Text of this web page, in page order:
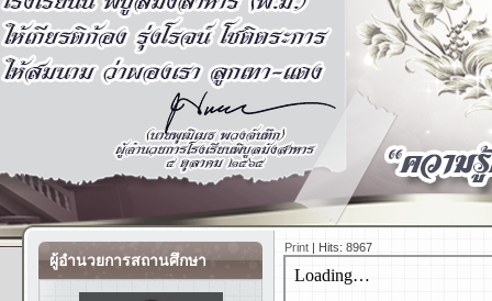
ผู้อำนวยการสถานศึกษา
Print | Hits: 8967